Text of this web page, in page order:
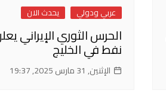
عربي ودولي يحدث الان
الحرس الثوري الإيراني
نفط في الخليج
الإثنين, 31 مارس 2025, 19:37